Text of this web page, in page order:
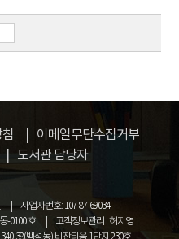
이메일무단수집거부
도서관 담당자
사업자번호: 107-87-69034
-0100 호
고객정보관리 : 허지영